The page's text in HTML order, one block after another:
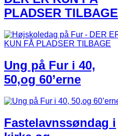
PLADSER TILBAGE
Ung på Fur i 40,
50,og 60’erne
Fastelavnssøndag i